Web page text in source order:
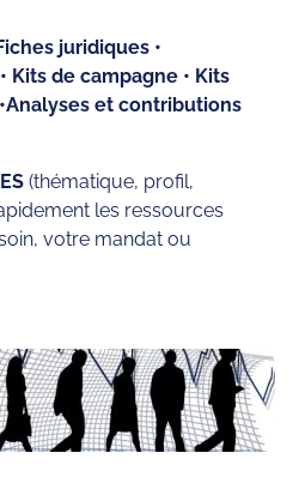
juridiques •
Kits de campagne • Kits
et contributions
(thématique, profil,
les ressources
votre mandat ou